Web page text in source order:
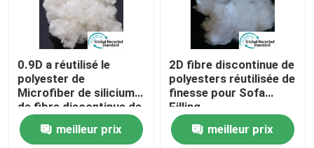
Fibre d'agrafe visqueuse
Fibre discontinue de polyester recyclé
Fibre discontinue de polypropylène
Tissu non tissé spunlace
0.9D a réutilisé le
polyester de
Microfiber de silicium
de fibre discontinue de
polyesters
meilleur prix
2D fibre discontinue de
polyesters réutilisée de
finesse pour Sofa
Filling
meilleur prix